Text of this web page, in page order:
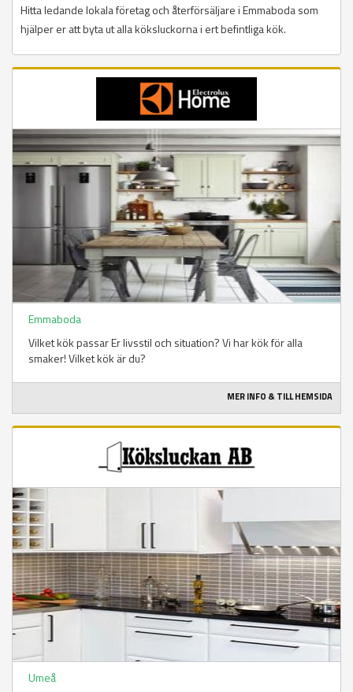
Hitta ledande lokala företag och återförsäljare i Emmaboda som
hjälper er att byta ut alla köksluckorna i ert befintliga kök.
Emmaboda
Vilket kök passar Er livsstil och situation? Vi har kök för alla
smaker! Vilket kök är du?
MER INFO & TILL HEMSIDA
Umeå